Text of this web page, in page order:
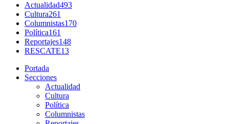
Actualidad493
Cultura261
Columnistas170
Política161
Reportajes148
RESCATE13
Portada
Secciones
Actualidad
Cultura
Política
Columnistas